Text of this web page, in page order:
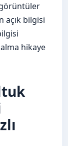
görüntüler
açık bilgisi
hikaye